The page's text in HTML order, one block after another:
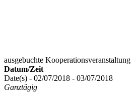
ausgebuchte Kooperationsveranstaltung
Datum/Zeit
Date(s) - 02/07/2018 - 03/07/2018
Ganztägig